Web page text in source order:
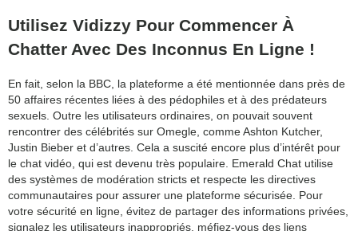
Utilisez Vidizzy Pour Commencer À
Chatter Avec Des Inconnus En Ligne !
En fait, selon la BBC, la plateforme a été mentionnée dans près de
50 affaires récentes liées à des pédophiles et à des prédateurs
sexuels. Outre les utilisateurs ordinaires, on pouvait souvent
rencontrer des célébrités sur Omegle, comme Ashton Kutcher,
Justin Bieber et d’autres. Cela a suscité encore plus d’intérêt pour
le chat vidéo, qui est devenu très populaire. Emerald Chat utilise
des systèmes de modération stricts et respecte les directives
communautaires pour assurer une plateforme sécurisée. Pour
votre sécurité en ligne, évitez de partager des informations privées,
signalez les utilisateurs inappropriés, méfiez-vous des liens